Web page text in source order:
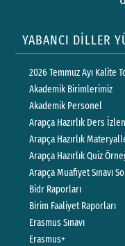
YABANCI DİLLER
2026 Temmuz Ayı Kalite
Akademik Birimlerimiz
Akademik Personel
Arapça Hazırlık Ders
Arapça Hazırlık
Arapça Hazırlık Quiz
Arapça Muafiyet Sınavı
Bidr Raporları
Birim Faaliyet Raporları
Erasmus Sınavı
Erasmus+